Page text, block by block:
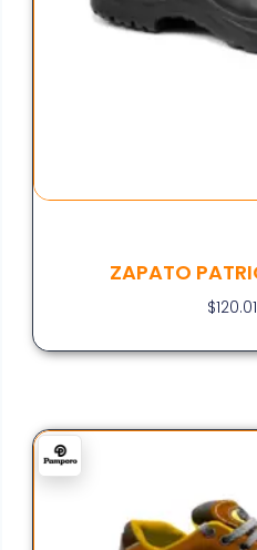
ZAPATO
$